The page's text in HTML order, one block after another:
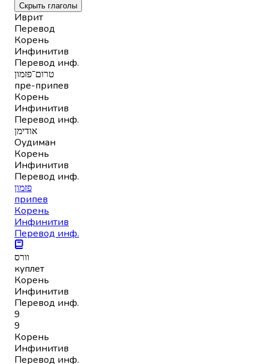
Скрыть глаголы
Иврит
Перевод
Корень
Инфинитив
Перевод инф.
טרום־פזמון
пре-припев
Корень
Инфинитив
Перевод инф.
אודימן
Оудиман
Корень
Инфинитив
Перевод инф.
פזמון
припев
Корень
Инфинитив
Перевод инф.
וורס
куплет
Корень
Инфинитив
Перевод инф.
9
9
Корень
Инфинитив
Перевод инф.